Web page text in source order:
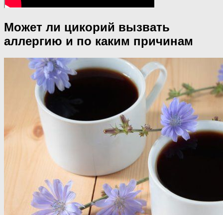
Может ли цикорий вызвать
аллергию и по каким причинам